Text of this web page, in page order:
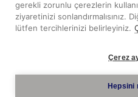
BIZI
gerekli zorunlu çerezlerin
ziyaretinizi sonlandırmalısınız.
lütfen tercihlerinizi belirleyiniz.
Çerez
Hepsini